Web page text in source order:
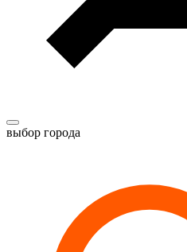
выбор города